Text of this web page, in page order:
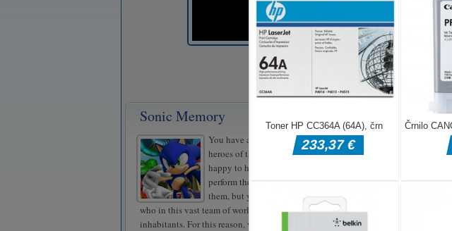
Sonic Memory
You have already perfectly learned all the
heroes of the world of Sonic, who are
happy to help our super hedgehog to
perform their feats. There are quite a lot of
them, but you can easily figure out who is
who in this vast team of world rescuers of the fate of ordinary
inhabitants. For this reason, we decided that you will have